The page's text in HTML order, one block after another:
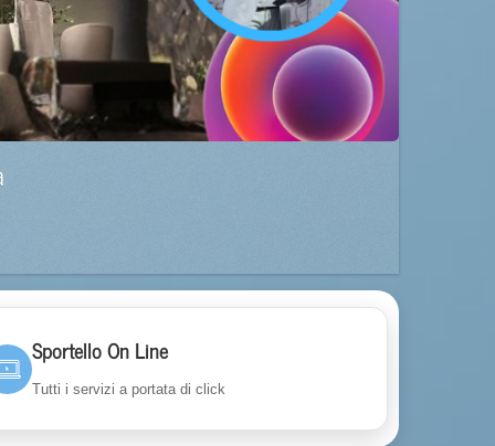
Sportello On Line
Tutti i servizi a portata di click